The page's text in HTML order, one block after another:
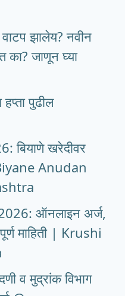
वाटप झालेय? नवीन
का? जाणून घ्या
पुढील
बियाणे खरेदीवर
Anudan
ऑनलाइन अर्ज,
माहिती | Krushi
व मुद्रांक विभाग